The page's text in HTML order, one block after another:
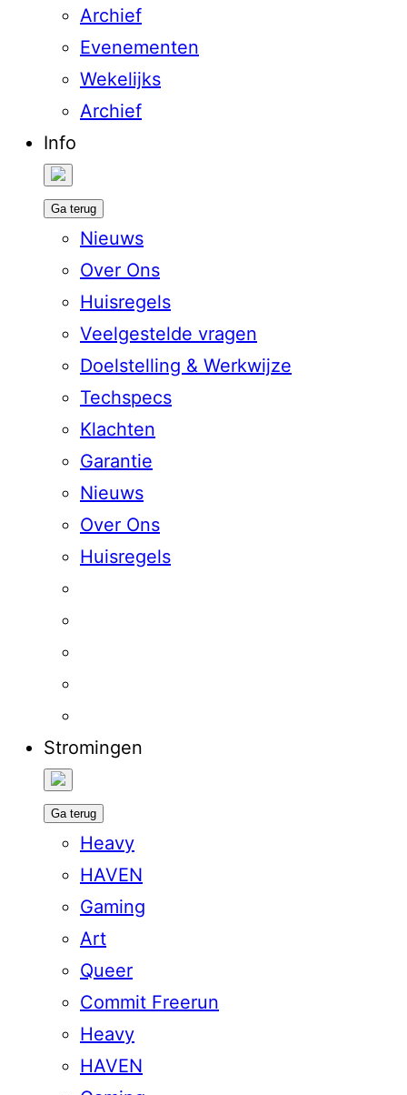
Archief
Evenementen
Wekelijks
Archief
Info
Ga terug
Nieuws
Over Ons
Huisregels
Veelgestelde vragen
Doelstelling & Werkwijze
Techspecs
Klachten
Garantie
Nieuws
Over Ons
Huisregels
Stromingen
Ga terug
Heavy
HAVEN
Gaming
Art
Queer
Commit Freerun
Heavy
HAVEN